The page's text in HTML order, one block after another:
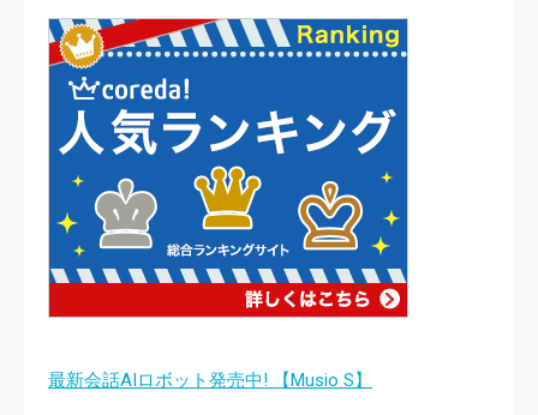
最新会話AIロボット発売中! 【Musio S】